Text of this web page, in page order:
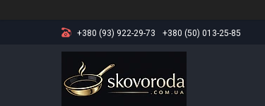
+380 (93) 922-29-73 +380 (50) 013-25-85